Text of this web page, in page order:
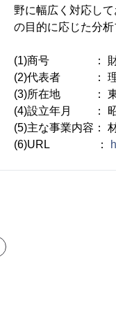
野に幅広く対応し
の目的に応じた分析
(1)商号 ： 財団
(2)代表者 ： 理
(3)所在地 ： 東
(4)設立年月 ： 昭
(5)主な事業内容：
(6)URL ：